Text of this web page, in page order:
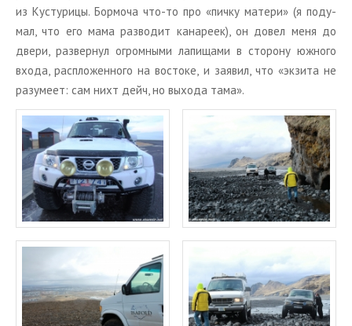
из Ку­сту­ри­цы. Бор­мо­ча что-то про «пичку ма­те­ри» (я по­ду­
мал, что его мама раз­во­дит ка­на­ре­ек), он довел меня до
двери, раз­вер­нул огром­ны­ми ла­пи­ща­ми в сто­ро­ну юж­но­го
входа, рас­пло­жен­но­го на во­сто­ке, и за­явил, что «эк­зи­та не
ра­зу­ме­ет: сам нихт дейч, но вы­хо­да тама».